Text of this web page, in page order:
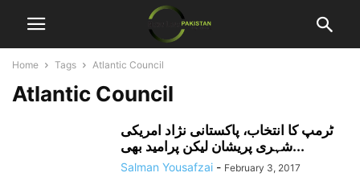
Home Tags Atlantic Council
Atlantic Council
ٹرمپ کا انتخاب، پاکستانی نژاد امریکی
شہری پریشان لیکن پرامید بھی...
Salman Yousafzai - February 3, 2017